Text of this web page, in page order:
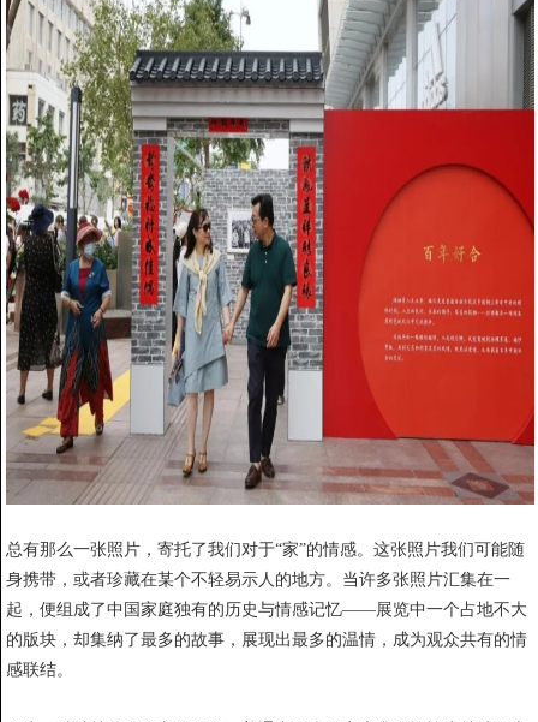
总有那么一张照片，寄托了我们对于“家”的情感。这张照片我们可能随
身携带，或者珍藏在某个不轻易示人的地方。当许多张照片汇集在一
起，便组成了中国家庭独有的历史与情感记忆——展览中一个占地不大
的版块，却集纳了最多的故事，展现出最多的温情，成为观众共有的情
感联结。